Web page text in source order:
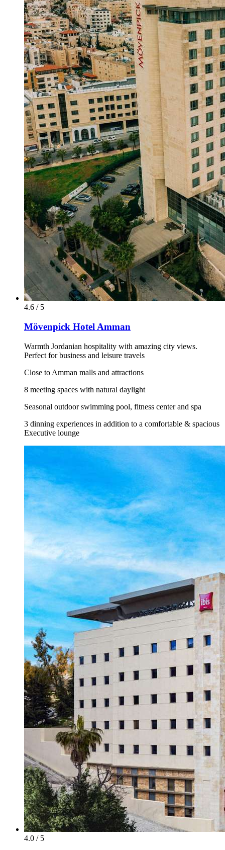
4.6 / 5
Mövenpick Hotel Amman
Warmth Jordanian hospitality with amazing city views.
Perfect for business and leisure travels
Close to Amman malls and attractions
8 meeting spaces with natural daylight
Seasonal outdoor swimming pool, fitness center and spa
3 dinning experiences in addition to a comfortable & spacious
Executive lounge
4.0 / 5